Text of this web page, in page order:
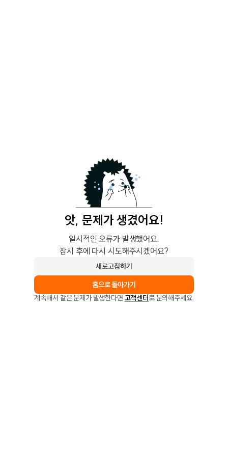
앗, 문제가 생겼어요!
일시적인 오류가 발생했어요.
잠시 후에 다시 시도해주시겠어요?
새로고침하기
홈으로 돌아가기
계속해서 같은 문제가 발생한다면 고객센터로 문의해주세요.